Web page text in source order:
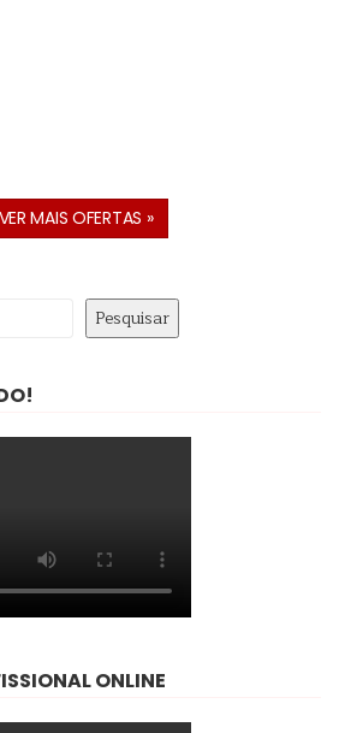
VER MAIS OFERTAS »
Pesquisar
ONLINE